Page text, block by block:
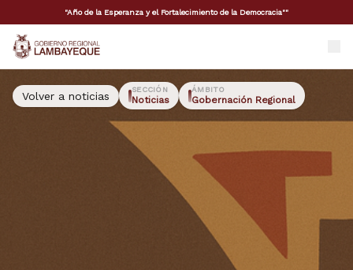
"Año de la Esperanza y el Fortalecimiento de la Democracia""
GORE Lambayeque
Volver a noticias SECCIÓN
Noticias
ÁMBITO
Gobernación Regional